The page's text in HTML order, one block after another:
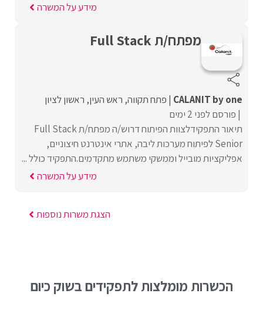
מידע על המשרה
מפתח/ת Full Stack
CALANIT by one פתח תקווה ראש העין ראשון לציון
פורסם לפני 2 ימים
תיאור התפקידלצוות הפיתוח דרוש/ה מפתח/ת Full Stack
Senior לפיתוח מערכות ליבה, אתרי אינטרנט חיצוניים,
אפליקציות מובייל וממשקי משתמש מתקדמים.התפקיד כולל ...
מידע על המשרה
הצגת משרות נוספות
הכשרות מומלצות לתפקידים בשוק כיום